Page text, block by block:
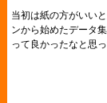
当初は紙の方がいい
ンから始めたデータ
って良かったなと思っ